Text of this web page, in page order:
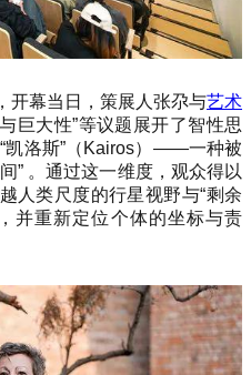
开幕当日，策展人张尕与艺术
巨大性”等议题展开了智性思
凯洛斯”（Kairos）——一种被
” 。通过这一维度，观众得以
人类尺度的行星视野与“剩余
并重新定位个体的坐标与责